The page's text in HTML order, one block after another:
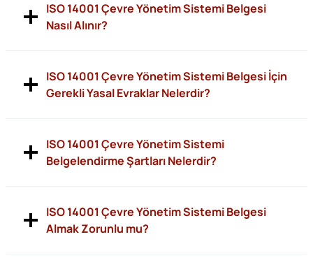
ISO 14001 Çevre Yönetim Sistemi Belgesi
Nasıl Alınır?
ISO 14001 Çevre Yönetim Sistemi Belgesi İçin
Gerekli Yasal Evraklar Nelerdir?
ISO 14001 Çevre Yönetim Sistemi
Belgelendirme Şartları Nelerdir?
ISO 14001 Çevre Yönetim Sistemi Belgesi
Almak Zorunlu mu?